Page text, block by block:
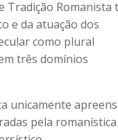
Tradição Romanista
e da atuação dos
como plural
três domínios
unicamente
pela romanística